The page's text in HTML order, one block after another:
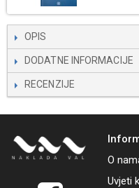
OPIS
DODATNE INFORMACIJE
RECENZIJE
O
Uvjeti